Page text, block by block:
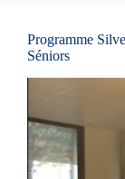
Programme
Séniors